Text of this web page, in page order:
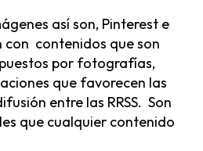
así son, Pinterest e
con contenidos que son
por fotografías,
que favorecen las
entre las RRSS. Son
que cualquier contenido